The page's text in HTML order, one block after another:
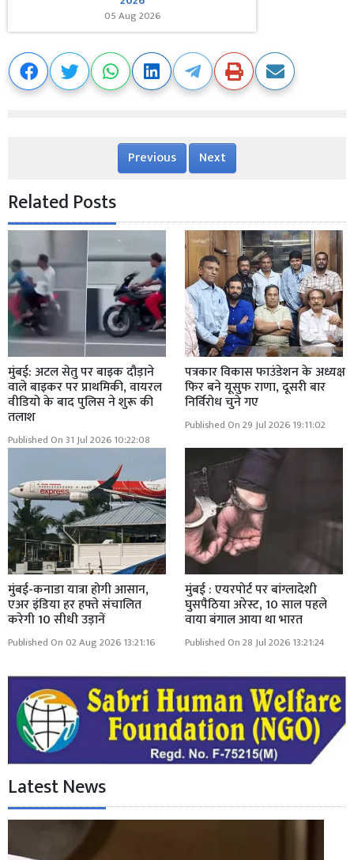
05 Aug 2026
Previous Next
Related Posts
मुंबई: अटल सेतु पर बाइक दौड़ाने
वाले बाइकर पर प्राथमिकी, वायरल
वीडियो के बाद पुलिस ने शुरू की
तलाश
Published On 31 Jul 2026 10:22:08
पत्रकार विकास फाउंडेशन के अध्यक्ष
फिर बने यूसुफ राणा, दूसरी बार
निर्विरोध चुने गए
Published On 29 Jul 2026 19:11:02
मुंबई-कनाडा यात्रा होगी आसान,
एअर इंडिया हर हफ्ते संचालित
करेगी 10 सीधी उड़ानें
Published On 02 Aug 2026 13:21:16
मुंबई : एयरपोर्ट पर बांग्लादेशी
घुसपैठिया अरेस्ट, 10 साल पहले
वाया बंगाल आया था भारत
Published On 28 Jul 2026 13:21:24
Latest News